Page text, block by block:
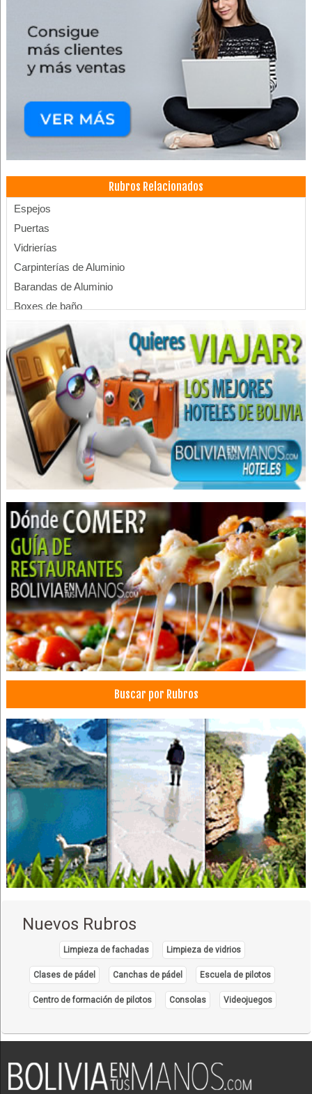
Rubros Relacionados
Espejos
Puertas
Vidrierías
Carpinterías de Aluminio
Barandas de Aluminio
Boxes de baño
Barandas
Carpinterías de Aluminio
Carpinterías
Puertas de Aluminio
Ventanas
Ventanas de Aluminio
Accesorios para Mascotas
Acabados para construcción
Accesorios para construcción
Casas para perros
Casas para gatos
Marquetería
Perfiles de Aluminio
Fabrica de puertas
Materiales de Construcción
Puertas de Tablero
Zócalos
Puertas de Madera
Alarmas Contra Robos
Cielos falsos
Cámaras de seguridad
Construcción Civil
Construcción de obras civiles
Cámaras de vigilancia
Construcción de Estructuras Metálicas
Estructuras Metálicas
Instalaciones Eléctricas
Metal mecánica
Pisos Flotantes
Revestimiento de suelos
Mueblerías
Escritorios
Fabricas de Muebles
Productos de Madera
Buscar por Rubros
Nuevos Rubros
Limpieza de fachadas Limpieza de vidrios
Clases de pádel Canchas de pádel Escuela de pilotos
Centro de formación de pilotos Consolas Videojuegos